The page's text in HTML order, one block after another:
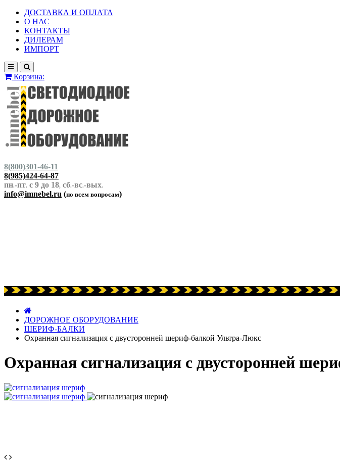
ДОСТАВКА И ОПЛАТА
О НАС
КОНТАКТЫ
ДИЛЕРАМ
ИМПОРТ
Корзина:
8(800)301-46-11
8(985)424-64-87
пн.-пт. с 9 до 18, сб.-вс.-вых.
info@imnebel.ru (по всем вопросам)
ДОРОЖНОЕ ОБОРУДОВАНИЕ
ШЕРИФ-БАЛКИ
Охранная сигнализация c двусторонней шериф-балкой Ультра-Люкс
Охранная сигнализация c двусторонней